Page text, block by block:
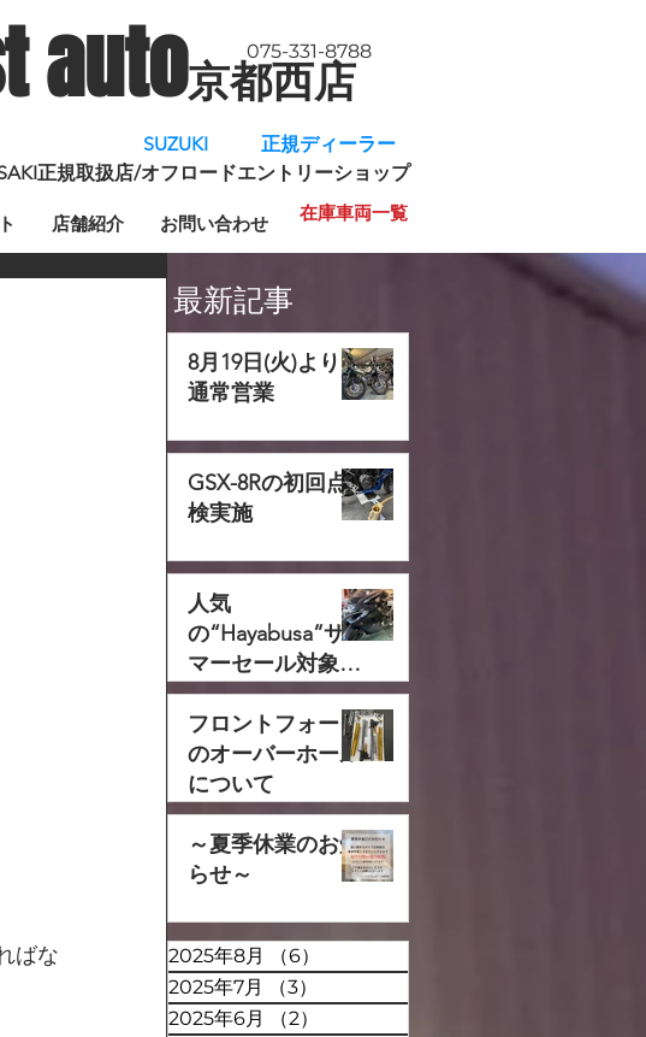
auto京都西店
075-331-8788
SUZUKI 正規ディーラー
正規取扱店/オフロードエントリーショップ
店舗紹介 お問い合わせ 在庫車両一覧
最新記事
8月19日(火)より
通常営業
GSX-8Rの初回点
検実施
人気
の“Hayabusa”サ
マーセール対象で
す‼
フロントフォーク
のオーバーホール
について
～夏季休業のお知
らせ～
2025年8月 （6）
2025年7月
（3）
2025年6月
（2）
ばな